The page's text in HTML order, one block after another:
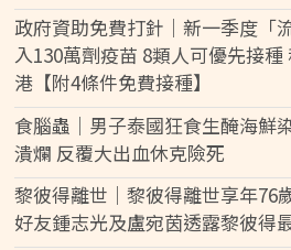
政府資助免費打針｜新一季度「
入130萬劑疫苗 8類人可優先接
港【附4條件免費接種】
食腦蟲｜男子泰國狂食生醃海鮮
潰爛 反覆大出血休克險死
黎彼得離世｜黎彼得離世享年76
好友鍾志光及盧宛茵透露黎彼得